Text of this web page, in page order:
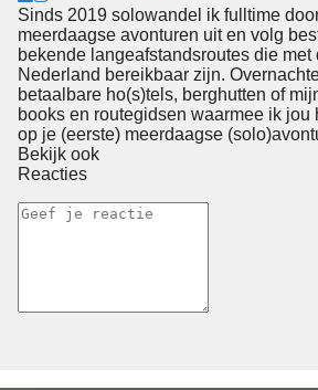
Sinds 2019 solowandel ik fulltime
meerdaagse avonturen uit en volg
bekende langeafstandsroutes die met
Nederland bereikbaar zijn.
betaalbare ho(s)tels, berghutten of
books en routegidsen waarmee ik jou
op je (eerste) meerdaagse
Bekijk ook
Reacties